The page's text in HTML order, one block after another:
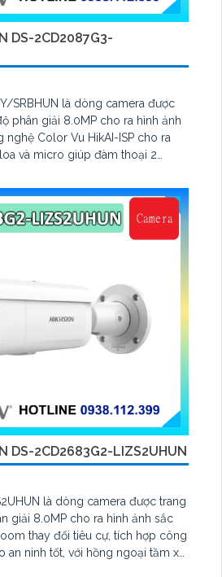
DS-2CD2087G3-
SRBHUN là dòng camera được
phân giải 8.0MP cho ra hình ảnh
nghệ Color Vu HikAI-ISP cho ra
và micro giúp đàm thoại 2
DS-2CD2683G2-LIZS2UHUN
là dòng camera được trang
giải 8.0MP cho ra hình ảnh sắc
thay đổi tiêu cự, tích hợp công
ninh tốt, với hồng ngoại tầm xa